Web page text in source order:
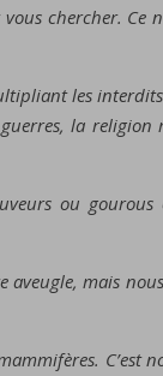
chercher. Ce
les
la religion
ou gourous
aveugle, mais
C’est